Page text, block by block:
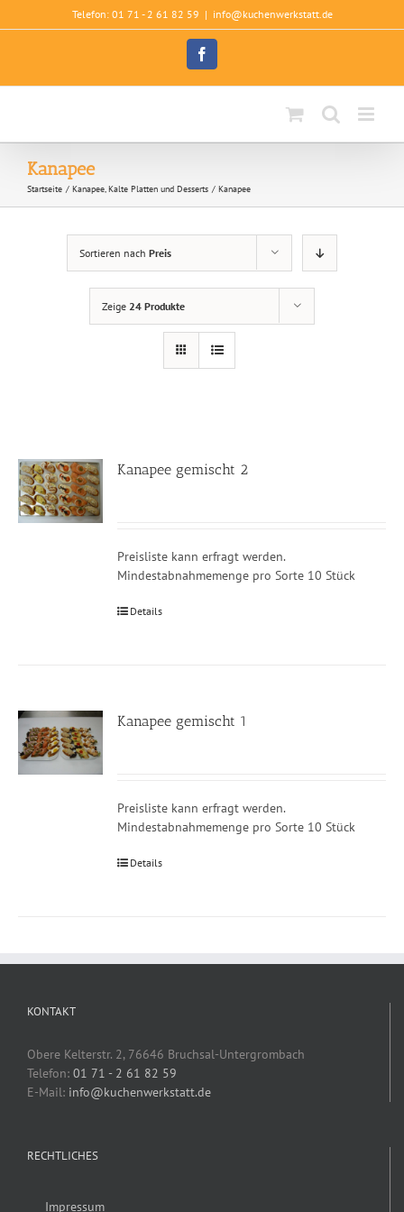
Inhalt
Telefon: 01 71 - 2 61 82 59 | info@kuchenwerkstatt.de
Facebook
Kanapee
Startseite Kanapee, Kalte Platten und Desserts Kanapee
Sortieren nach Preis
Zeige 24 Produkte
Kanapee gemischt 2
Preisliste kann erfragt werden.
Mindestabnahmemenge pro Sorte 10 Stück
Details
Kanapee gemischt 1
Preisliste kann erfragt werden.
Mindestabnahmemenge pro Sorte 10 Stück
Details
KONTAKT
Obere Kelterstr. 2, 76646 Bruchsal-Untergrombach
Telefon: 01 71 - 2 61 82 59
E-Mail: info@kuchenwerkstatt.de
RECHTLICHES
Impressum